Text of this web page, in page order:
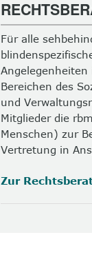
Für alle
Angelegenheiten
Bereichen des
und
Mitglieder die
Menschen) zur
Vertretung in
Zur